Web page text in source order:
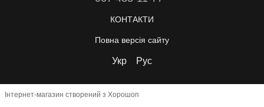
КОНТАКТИ
Повна версія сайту
Укр Рус
Інтернет-магазин створений з Хорошоп